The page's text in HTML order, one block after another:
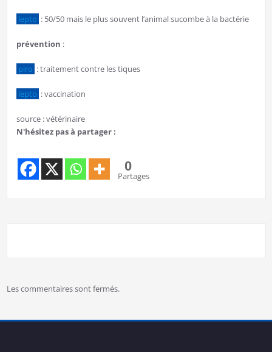
lepto : 50/50 mais le plus souvent l’animal sucombe à la bactérie
prévention :
piro : traitement contre les tiques
lepto : vaccination
source : vétérinaire
N'hésitez pas à partager :
0
Partages
Les commentaires sont fermés.